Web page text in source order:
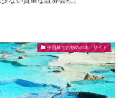
中国株でお勧めの本・サイト